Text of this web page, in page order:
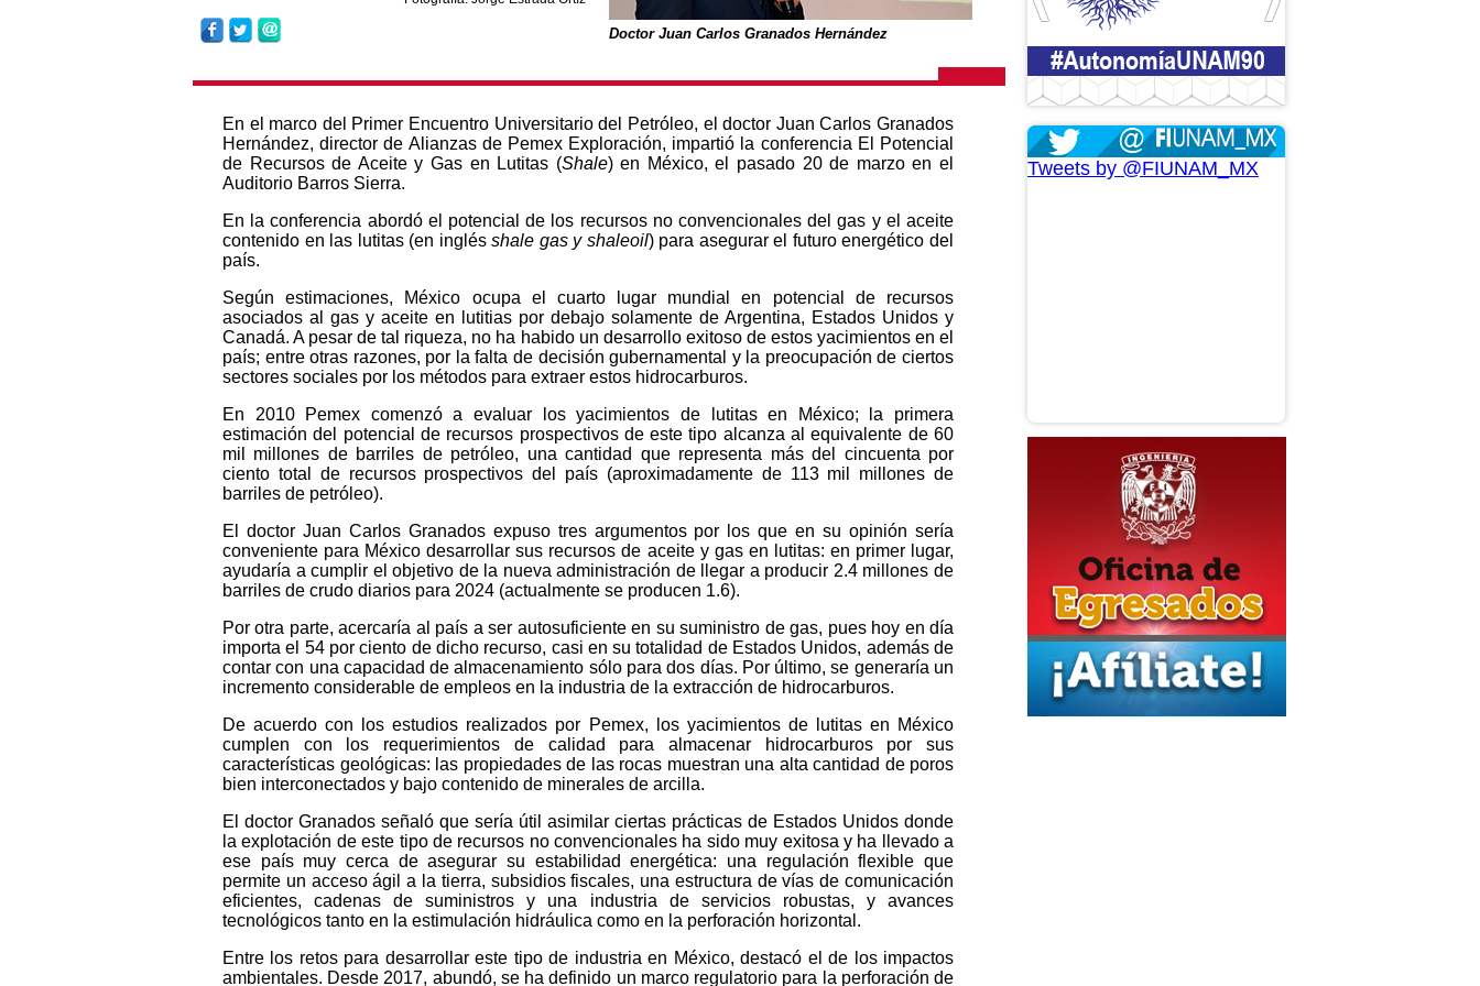
Doctor Juan Carlos Granados Hernández
En el marco del Primer Encuentro Universitario del Petróleo, el doctor Juan Carlos Granados
Hernández, director de Alianzas de Pemex Exploración, impartió la conferencia El Potencial
de Recursos de Aceite y Gas en Lutitas (Shale) en México, el pasado 20 de marzo en el
Auditorio Barros Sierra.
En la conferencia abordó el potencial de los recursos no convencionales del gas y el aceite
contenido en las lutitas (en inglésshale gas y shaleoil) para asegurar el futuro energético del
país.
Según estimaciones, México ocupa el cuarto lugar mundial en potencial de recursos
asociados al gas y aceite en lutitias por debajo solamente de Argentina, Estados Unidos y
Canadá. A pesar de tal riqueza, no ha habido un desarrollo exitoso de estos yacimientos en el
país; entre otras razones, por la falta de decisión gubernamental y la preocupación de ciertos
sectores sociales por los métodos para extraer estos hidrocarburos.
En 2010 Pemex comenzó a evaluar los yacimientos de lutitas en México; la primera
estimación del potencial de recursos prospectivos de este tipo alcanza al equivalente de 60
mil millones de barriles de petróleo, una cantidad que representa más del cincuenta por
ciento total de recursos prospectivos del país (aproximadamente de 113 mil millones de
barriles de petróleo).
El doctor Juan Carlos Granados expuso tres argumentos por los que en su opinión sería
conveniente para México desarrollar sus recursos de aceite y gas en lutitas: en primer lugar,
ayudaría a cumplir el objetivo de la nueva administración de llegar a producir 2.4 millones de
barriles de crudo diarios para 2024 (actualmente se producen 1.6).
Por otra parte, acercaría al país a ser autosuficiente en su suministro de gas, pues hoy en día
importa el 54 por ciento de dicho recurso, casi en su totalidad de Estados Unidos, además de
contar con una capacidad de almacenamiento sólo para dos días. Por último, se generaría un
incremento considerable de empleos en la industria de la extracción de hidrocarburos.
De acuerdo con los estudios realizados por Pemex, los yacimientos de lutitas en México
cumplen con los requerimientos de calidad para almacenar hidrocarburos por sus
características geológicas: las propiedades de las rocas muestran una alta cantidad de poros
bien interconectados y bajo contenido de minerales de arcilla.
El doctor Granados señaló que sería útil asimilar ciertas prácticas de Estados Unidos donde
la explotación de este tipo de recursos no convencionales ha sido muy exitosa y ha llevado a
ese país muy cerca de asegurar su estabilidad energética: una regulación flexible que
permite un acceso ágil a la tierra, subsidios fiscales, una estructura de vías de comunicación
eficientes, cadenas de suministros y una industria de servicios robustas, y avances
tecnológicos tanto en la estimulación hidráulica como en la perforación horizontal.
Entre los retos para desarrollar este tipo de industria en México, destacó el de los impactos
ambientales. Desde 2017, abundó, se ha definido un marco regulatorio para la perforación de
Tweets by @FIUNAM_MX